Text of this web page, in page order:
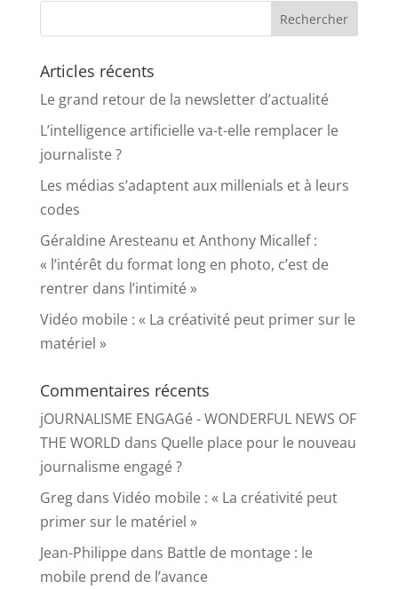
Articles récents
Le grand retour de la newsletter d’actualité
L’intelligence artificielle va-t-elle remplacer le
journaliste ?
Les médias s’adaptent aux millenials et à leurs
codes
Géraldine Aresteanu et Anthony Micallef :
« l’intérêt du format long en photo, c’est de
rentrer dans l’intimité »
Vidéo mobile : « La créativité peut primer sur le
matériel »
Commentaires récents
jOURNALISME ENGAGé - WONDERFUL NEWS OF
THE WORLD dans Quelle place pour le nouveau
journalisme engagé ?
Gregdans Vidéo mobile : « La créativité peut
primer sur le matériel »
Jean-Philippedans Battle de montage : le
mobile prend de l’avance